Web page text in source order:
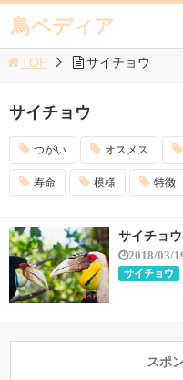
鳥ペディア
TOP サイチョウ
サイチョウ
つがい オスメス
寿命 模様 特徴
サイチョ
2018/03/
サイチョウ
スポ